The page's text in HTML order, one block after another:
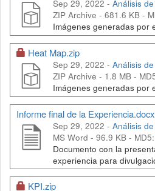
Sep 29, 2022 - Análisis
ZIP Archive - 681.6 KB -
Imágenes generadas por
Heat Map.zip
Sep 29, 2022 - Análisis
ZIP Archive - 1.8 MB -
Imágenes generadas por
Informe final de la Experiencia.docx
Sep 29, 2022 - Análisis
MS Word - 96.9 KB -
Documento con la
experiencia para
KPI.zip